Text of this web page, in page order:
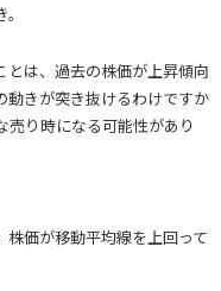
は、過去の株価が上昇傾向
動きが突き抜けるわけですか
売り時になる可能性があり
価が移動平均線を上回って